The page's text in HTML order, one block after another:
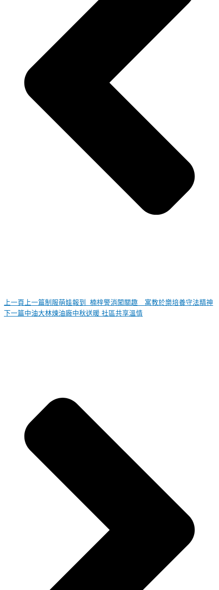
上一頁 上一篇制服萌娃報到 楠梓警消闖關趣 寓教於樂培養守法精神
下一篇中油大林煉油廠中秋送暖 社區共享溫情